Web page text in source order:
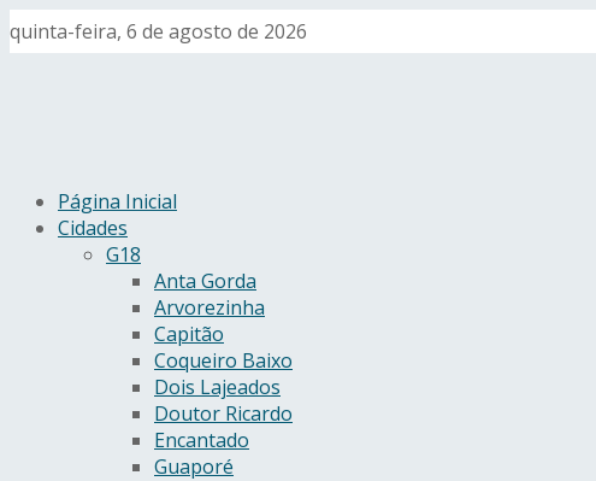
quinta-feira, 6 de agosto de 2026
Página Inicial
Cidades
G18
Anta Gorda
Arvorezinha
Capitão
Coqueiro Baixo
Dois Lajeados
Doutor Ricardo
Encantado
Guaporé